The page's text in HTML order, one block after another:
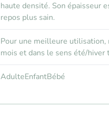
haute densité. Son épaisseur
repos plus sain.
Pour une meilleure
mois et dans le sens été/hiver
AdulteEnfantBébé